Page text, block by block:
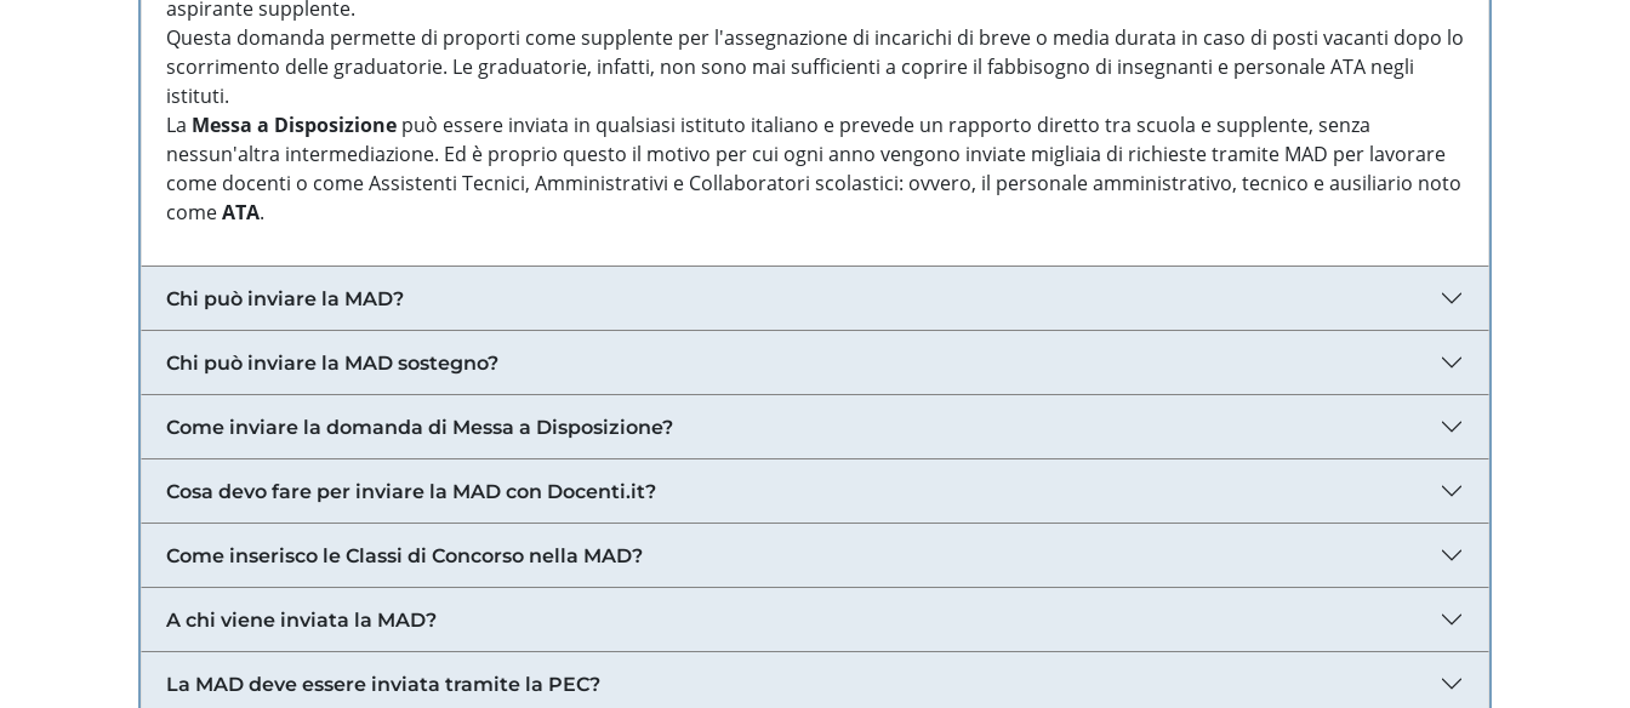
aspirante supplente.
Questa domanda permette di proporti come supplente per l'assegnazione di incarichi di breve o media durata in caso di posti vacanti dopo lo
scorrimento delle graduatorie. Le graduatorie, infatti, non sono mai sufficienti a coprire il fabbisogno di insegnanti e personale ATA negli
istituti.
La Messa a Disposizione può essere inviata in qualsiasi istituto italiano e prevede un rapporto diretto tra scuola e supplente, senza
nessun'altra intermediazione. Ed è proprio questo il motivo per cui ogni anno vengono inviate migliaia di richieste tramite MAD per lavorare
come docenti o come Assistenti Tecnici, Amministrativi e Collaboratori scolastici: ovvero, il personale amministrativo, tecnico e ausiliario noto
comeATA.
Chi può inviare la MAD?
Chi può inviare la MAD sostegno?
Come inviare la domanda di Messa a Disposizione?
Cosa devo fare per inviare la MAD con Docenti.it?
Come inserisco le Classi di Concorso nella MAD?
A chi viene inviata la MAD?
La MAD deve essere inviata tramite la PEC?